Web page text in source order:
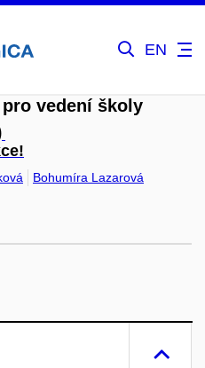
EN
vedení školy
Bohumíra Lazarová